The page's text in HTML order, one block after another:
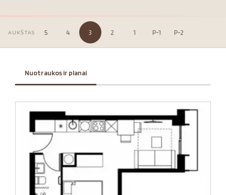
AUKŠTAS 5 4 3 2 1 P-1 P-2
Nuotraukos ir planai